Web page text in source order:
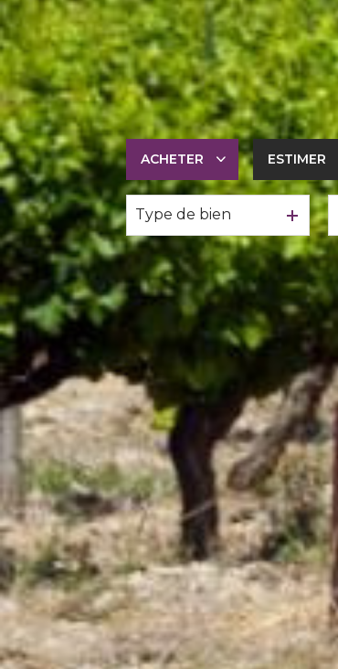
ACHETER
De l'ancien
ESTIMER
Type de bien